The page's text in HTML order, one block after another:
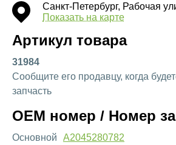
Санкт-Петербург, Рабочая
Показать на карте
Артикул товара
31984
Сообщите его продавцу, когда
запчасть
OEM номер / Номер
Основной
A2045280782